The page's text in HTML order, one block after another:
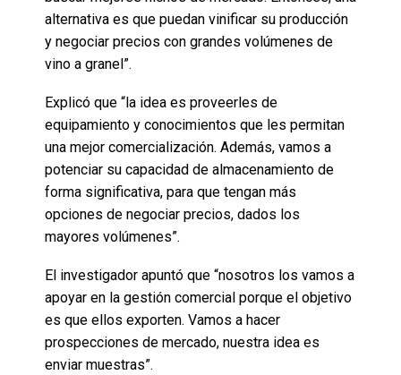
alternativa es que puedan vinificar su producción
y negociar precios con grandes volúmenes de
vino a granel”.
Explicó que “la idea es proveerles de
equipamiento y conocimientos que les permitan
una mejor comercialización. Además, vamos a
potenciar su capacidad de almacenamiento de
forma significativa, para que tengan más
opciones de negociar precios, dados los
mayores volúmenes”.
El investigador apuntó que “nosotros los vamos a
apoyar en la gestión comercial porque el objetivo
es que ellos exporten. Vamos a hacer
prospecciones de mercado, nuestra idea es
enviar muestras”.